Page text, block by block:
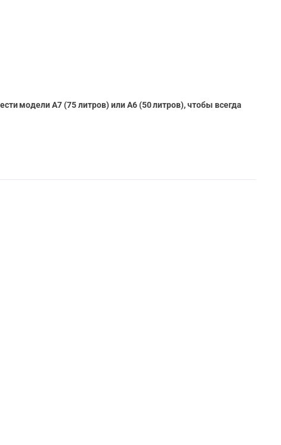
модели А7 (75 литров) или А6 (50 литров), чтобы всегда